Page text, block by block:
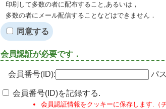
印刷して多数の者に配布すること,あるいは，
多数の者にメール配信することなどはできません．
同意する
会員認証が必要です．
会員番号(ID): パ
会員番号(ID)を記録する.
会員認証情報をクッキーに保存します.（